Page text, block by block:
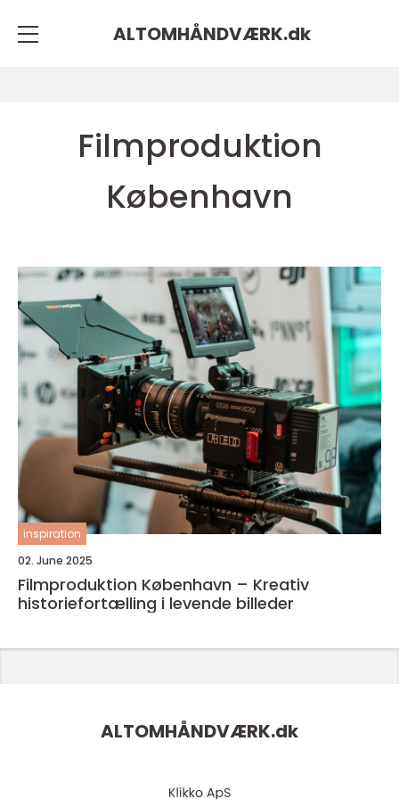
ALTOMHÅNDVÆRK.dk
Filmproduktion
København
inspiration
02. June 2025
Filmproduktion København – Kreativ
historiefortælling i levende billeder
ALTOMHÅNDVÆRK.dk